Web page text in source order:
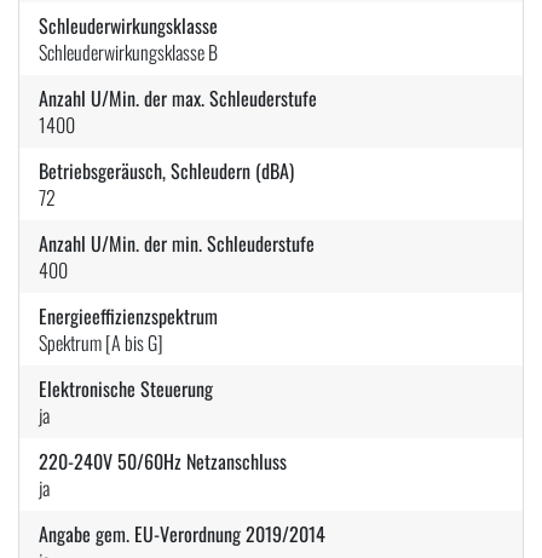
Schleuderwirkungsklasse
Schleuderwirkungsklasse B
Anzahl U/Min. der max. Schleuderstufe
1400
Betriebsgeräusch, Schleudern (dBA)
72
Anzahl U/Min. der min. Schleuderstufe
400
Energieeffizienzspektrum
Spektrum [A bis G]
Elektronische Steuerung
ja
220-240V 50/60Hz Netzanschluss
ja
Angabe gem. EU-Verordnung 2019/2014